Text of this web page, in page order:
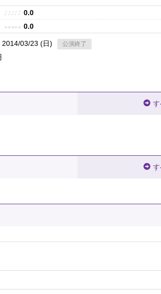
♪ ♪ ♪ ♪ ♪
0.0
★ ★ ★ ★ ★ 0.0
03/23 (日) 公演終了